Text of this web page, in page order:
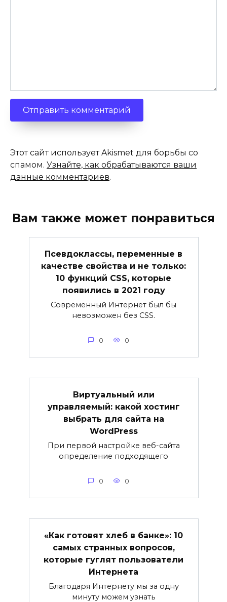
Этот сайт использует Akismet для борьбы со
спамом. Узнайте, как обрабатываются ваши
данные комментариев.
Вам также может понравиться
Псевдоклассы, переменные в
качестве свойства и не только:
10 функций CSS, которые
появились в 2021 году
Современный Интернет был бы
невозможен без CSS.
0 0
Виртуальный или
управляемый: какой хостинг
выбрать для сайта на
WordPress
При первой настройке веб-сайта
определение подходящего
0 0
«Как готовят хлеб в банке»: 10
самых странных вопросов,
которые гуглят пользователи
Интернета
Благодаря Интернету мы за одну
минуту можем узнать